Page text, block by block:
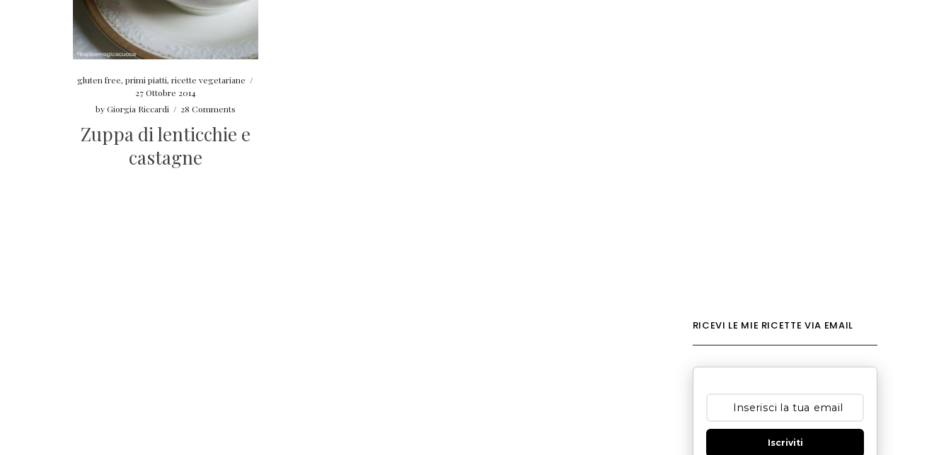
gluten free, primi piatti, ricette vegetariane /
27 Ottobre 2014
byGiorgia Riccardi / 28 Comments
Zuppa di lenticchie e
castagne
RICEVI LE MIE RICETTE VIA EMAIL
Iscriviti